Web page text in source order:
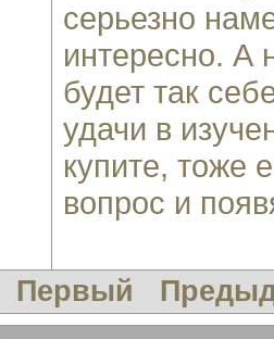
серьезно
интересно. А
будет так
удачи в
купите, тоже
вопрос и
Первый